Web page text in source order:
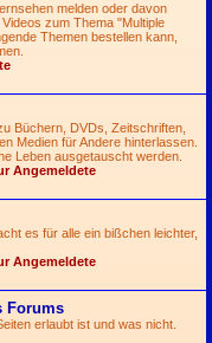
melden oder davon
zum Thema "Multiple
Themen bestellen kann,
Büchern, DVDs, Zeitschriften,
Medien für Andere hinterlassen.
Leben ausgetauscht werden.
Angemeldete
es für alle ein bißchen leichter,
Angemeldete
Forums
erlaubt ist und was nicht.